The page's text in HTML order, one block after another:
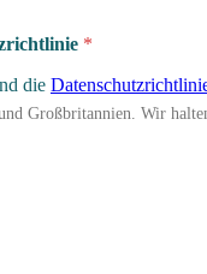
*
die
Großbritannien. Wir